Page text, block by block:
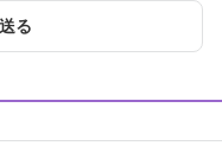
る